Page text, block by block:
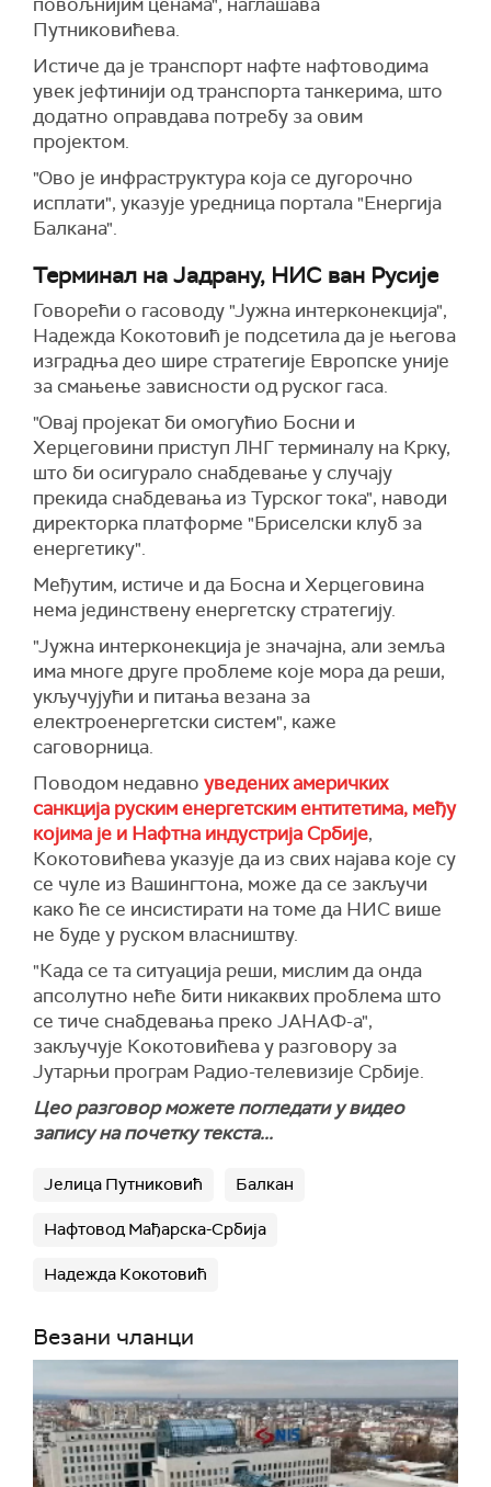
Путниковићева.
Истиче да је транспорт нафте нафтоводима
увек јефтинији од транспорта танкерима, што
додатно оправдава потребу за овим
пројектом.
"Ово је инфраструктура која се дугорочно
исплати", указује уредница портала "Енергија
Балкана".
Терминал на Јадрану, НИС ван Русије
Говорећи о гасоводу "Јужна интерконекција",
Надежда Кокотовић је подсетила да је његова
изградња део шире стратегије Европске уније
за смањење зависности од руског гаса.
"Овај пројекат би омогућио Босни и
Херцеговини приступ ЛНГ терминалу на Крку,
што би осигурало снабдевање у случају
прекида снабдевања из Турског тока", наводи
директорка платформе "Бриселски клуб за
енергетику".
Међутим, истиче и да Босна и Херцеговина
нема јединствену енергетску стратегију.
"Јужна интерконекција је значајна, али земља
има многе друге проблеме које мора да реши,
укључујући и питања везана за
електроенергетски систем", каже
саговорница.
Поводом недавно уведених америчких
санкција руским енергетским ентитетима, међу
којима је и Нафтна индустрија Србије,
Кокотовићева указује да из свих најава које су
се чуле из Вашингтона, може да се закључи
како ће се инсистирати на томе да НИС више
не буде у руском власништву.
"Када се та ситуација реши, мислим да онда
апсолутно неће бити никаквих проблема што
се тиче снабдевања преко ЈАНАФ-а",
закључује Кокотовићева у разговору за
Јутарњи програм Радио-телевизије Србије.
Цео разговор можете погледати у видео
запису на почетку текста...
Јелица Путниковић Балкан
Нафтовод Мађарска-Србија
Надежда Кокотовић
Везани чланци